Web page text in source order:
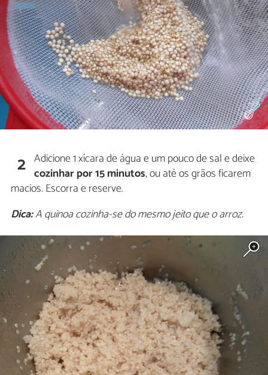
2 Adicione 1 xícara de água e um pouco de sal e deixe
cozinhar por 15 minutos, ou até os grãos ficarem
macios. Escorra e reserve.
Dica:A quinoa cozinha-se do mesmo jeito que o arroz.